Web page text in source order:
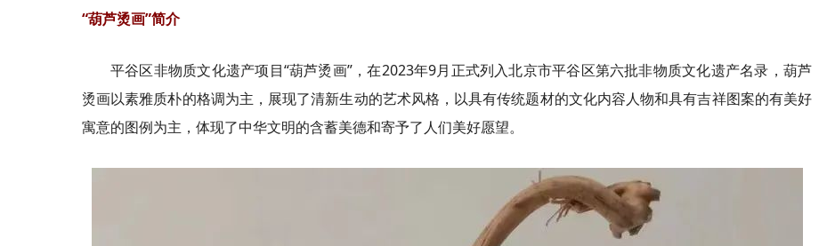
“葫芦烫画”简介
平谷区非物质文化遗产项目“葫芦烫画”，在2023年9月正式列入北京市平谷区第六批非物质文化遗产名录，葫芦
烫画以素雅质朴的格调为主，展现了清新生动的艺术风格，以具有传统题材的文化内容人物和具有吉祥图案的有美好
寓意的图例为主，体现了中华文明的含蓄美德和寄予了人们美好愿望。